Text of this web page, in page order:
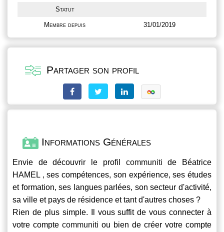
Statut
Membre depuis 31/01/2019
Partager son profil
Informations Générales
Envie de découvrir le profil communiti de Béatrice
HAMEL , ses compétences, son expérience, ses études
et formation, ses langues parlées, son secteur d'activité,
sa ville et pays de résidence et tant d'autres choses ?
Rien de plus simple. Il vous suffit de vous connecter à
votre compte communiti ou bien de créer votre compte